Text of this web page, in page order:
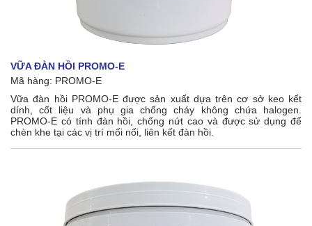
VỮA ĐÀN HỒI PROMO-E
Mã hàng: PROMO-E
Vữa đàn hồi PROMO-E được sản xuất dựa trên cơ sở keo kết
dính, cốt liệu và phụ gia chống cháy không chứa halogen.
PROMO-E có tính đàn hồi, chống nứt cao và được sử dụng để
chèn khe tại các vị trí mối nối, liên kết đàn hồi.